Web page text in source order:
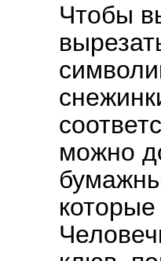
Чтобы
можно